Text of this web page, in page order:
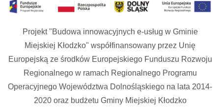
Projekt "Budowa innowacyjnych e-usług w Gminie
Miejskiej Kłodzko" współfinansowany przez Unię
Europejską ze środków Europejskiego Funduszu Rozwoju
Regionalnego w ramach Regionalnego Programu
Operacyjnego Województwa Dolnośląskiego na lata 2014-
2020 oraz budżetu Gminy Miejskiej Kłodzko